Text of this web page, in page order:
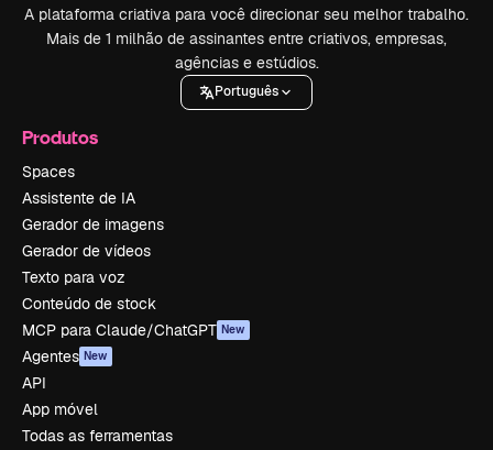
A plataforma criativa para você direcionar seu melhor trabalho.
Mais de 1 milhão de assinantes entre criativos, empresas,
agências e estúdios.
Português
Produtos
Spaces
Assistente de IA
Gerador de imagens
Gerador de vídeos
Texto para voz
Conteúdo de stock
MCP para Claude/ChatGPT New
Agentes New
API
App móvel
Todas as ferramentas